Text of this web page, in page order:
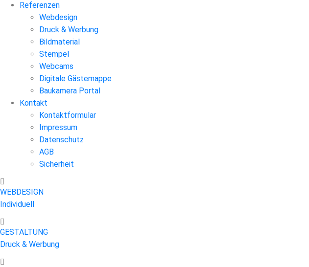
Referenzen
Webdesign
Druck & Werbung
Bildmaterial
Stempel
Webcams
Digitale Gästemappe
Baukamera Portal
Kontakt
Kontaktformular
Impressum
Datenschutz
AGB
Sicherheit
WEBDESIGN
Individuell
GESTALTUNG
Druck & Werbung